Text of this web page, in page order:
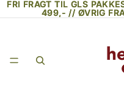
FRI FRAGT TIL GLS
499,- // ØVRIG
FRI FRAGT TIL GLS
499,- // ØVRIG